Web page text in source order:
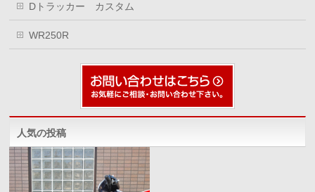
Dトラッカー カスタム
WR250R
人気の投稿